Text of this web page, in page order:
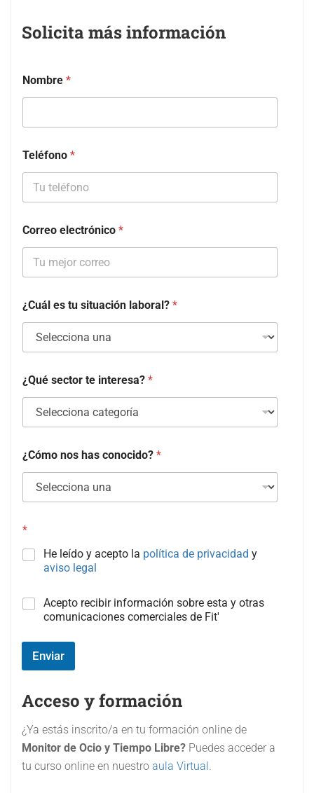
Solicita más información
Nombre *
Teléfono *
Correo electrónico *
¿Cuál es tu situación laboral? *
¿Qué sector te interesa? *
¿Cómo nos has conocido? *
*
He leído y acepto la política de privacidad y
aviso legal
C
p
#
(
c
o
p
i
a
Acepto recibir información sobre esta y otras
comunicaciones comerciales de Fit'
Enviar
Acceso y formación
¿Ya estás inscrito/a en tu formación online de
Monitor de Ocio y Tiempo Libre? Puedes acceder a
tu curso online en nuestro aula Virtual .